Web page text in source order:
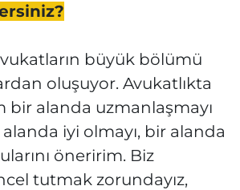
büyük bölümü
oluşuyor. Avukatlıkta
bir alanda uzmanlaşmayı
iyi olmayı, bir alanda
öneririm. Biz
tutmak zorundayız,